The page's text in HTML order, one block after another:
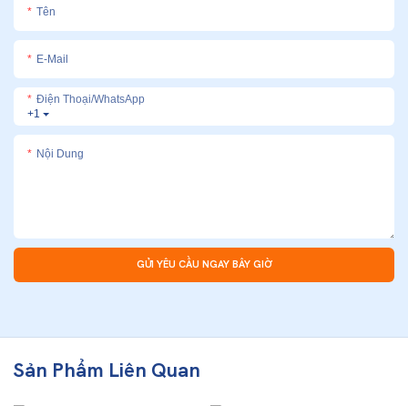
Tên
E-Mail
+1
Điện Thoại/whatsApp
Nội Dung
GỬI YÊU CẦU NGAY BÂY GIỜ
Sản Phẩm Liên Quan